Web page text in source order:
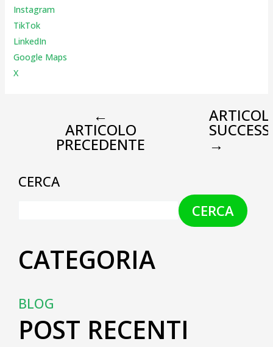
Instagram
TikTok
LinkedIn
Google Maps
X
←
ARTICOLO
PRECEDENTE →
CERCA
CERCA
CATEGORIA
BLOG
POST RECENTI